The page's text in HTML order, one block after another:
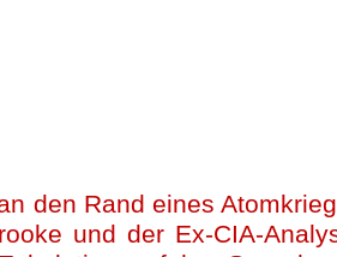
den Rand eines
und der Ex-CIA-